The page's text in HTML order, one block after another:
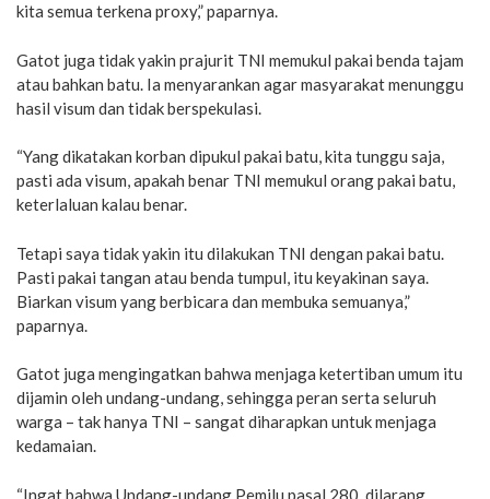
kita semua terkena proxy,” paparnya.
Gatot juga tidak yakin prajurit TNI memukul pakai benda tajam
atau bahkan batu. Ia menyarankan agar masyarakat menunggu
hasil visum dan tidak berspekulasi.
“Yang dikatakan korban dipukul pakai batu, kita tunggu saja,
pasti ada visum, apakah benar TNI memukul orang pakai batu,
keterlaluan kalau benar.
Tetapi saya tidak yakin itu dilakukan TNI dengan pakai batu.
Pasti pakai tangan atau benda tumpul, itu keyakinan saya.
Biarkan visum yang berbicara dan membuka semuanya,”
paparnya.
Gatot juga mengingatkan bahwa menjaga ketertiban umum itu
dijamin oleh undang-undang, sehingga peran serta seluruh
warga – tak hanya TNI – sangat diharapkan untuk menjaga
kedamaian.
“Ingat bahwa Undang-undang Pemilu pasal 280, dilarang